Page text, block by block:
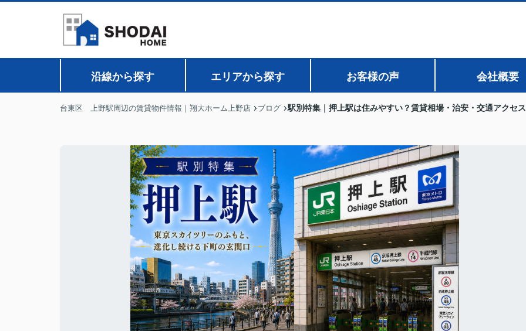
沿線から探す エリアから探す お客様の声 会社概要
台東区 上野駅周辺の賃貸物件情報｜翔大ホーム上野店 ブログ 駅別特集｜押上駅は住みやすい？賃貸相場・治安・交通アクセ